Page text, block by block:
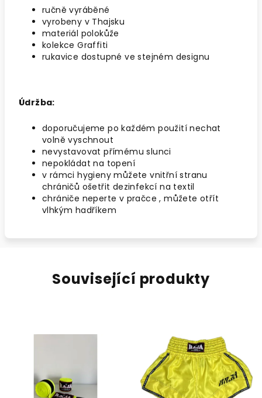
ručně vyráběné
vyrobeny v Thajsku
materiál polokůže
kolekce Graffiti
rukavice dostupné ve stejném designu
Údržba:
doporučujeme po každém použití nechat
volně vyschnout
nevystavovat přímému slunci
nepokládat na topení
v rámci hygieny můžete vnitřní stranu
chráničů ošetřit dezinfekcí na textil
chrániče neperte v pračce , můžete otřít
vlhkým hadříkem
Související produkty